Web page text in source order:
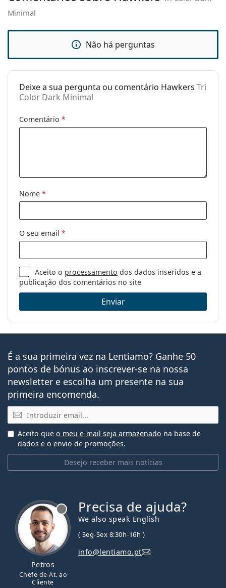
Estojo:
Pano de
Não
Outros
Categoria:
Óculos de sol
Uso:
Moda
Minimal
Não há perguntas
Deixe a sua pergunta ou comentário Hawkers Tri
Color Dark Minimal
Comentário *
Nome *
O seu email *
Aceito o processamento dos dados inseridos e a
publicação dos comentários no site
Enviar
É a sua primeira vez na Lentiamo? Ganhe 50
pontos de bónus ao inscrever-se na nossa
newsletter e escolha um presente na sua
primeira encomenda.
Email
Desejo receber mais notícias
Aceito que o meu e-mail seja armazenado na base de
dados e o envio de promoções.
Petros
Chefe de At. ao
Cliente
Precisa de ajuda?
We also speak English
( Seg-Sex 8:30h-16h )
info@lentiamo.pt